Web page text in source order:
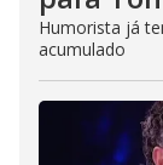
Humorista já
acumulado